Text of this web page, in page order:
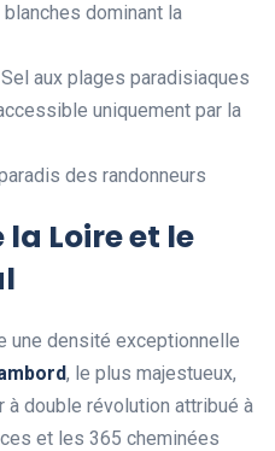
dominant la
aux plages paradisiaques
uniquement par la
des randonneurs
Loire et le
une densité exceptionnelle
, le plus majestueux,
double révolution attribué à
et les 365 cheminées